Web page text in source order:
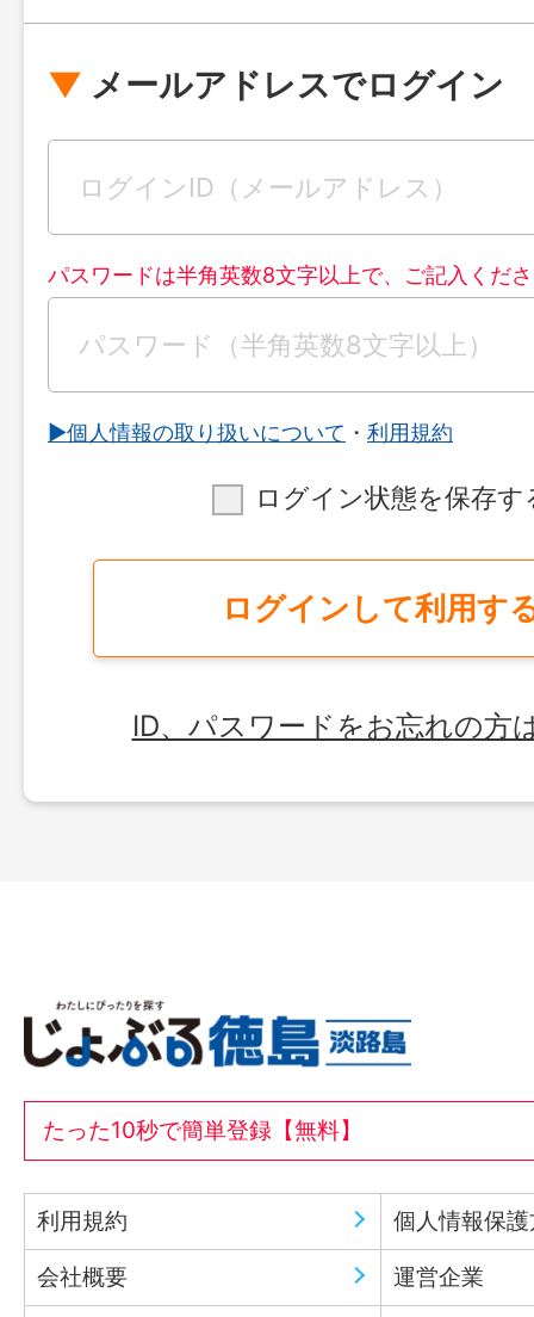
メールアドレスでログイン
パスワードは半角英数8文字以上で、ご記入くだ
▶︎個人情報の取り扱いについて ・ 利用規約
ログイン状態を保存す
ログインして利用す
ID、パスワードをお忘れの方
たった10秒で簡単登録【無料】
利用規約 個人情報保
会社概要 運営企業